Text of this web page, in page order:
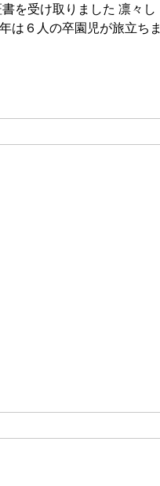
を受け取りました 凛々し
は６人の卒園児が旅立ちま